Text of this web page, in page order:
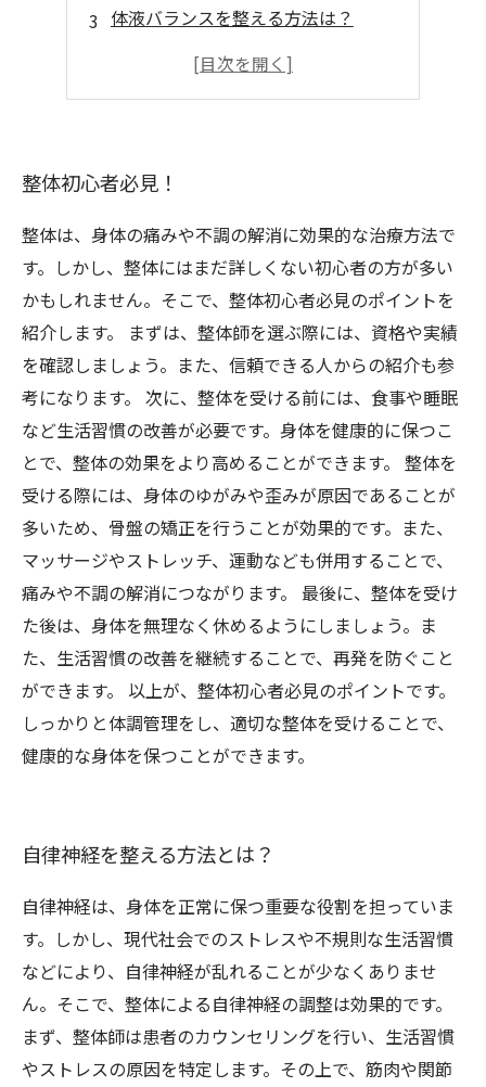
体液バランスを整える方法は？
身体の歪みを改善しよう！
整体初心者必見！
整体は、身体の痛みや不調の解消に効果的な治療方法で
す。しかし、整体にはまだ詳しくない初心者の方が多い
かもしれません。そこで、整体初心者必見のポイントを
紹介します。 まずは、整体師を選ぶ際には、資格や実績
を確認しましょう。また、信頼できる人からの紹介も参
考になります。 次に、整体を受ける前には、食事や睡眠
など生活習慣の改善が必要です。身体を健康的に保つこ
とで、整体の効果をより高めることができます。 整体を
受ける際には、身体のゆがみや歪みが原因であることが
多いため、骨盤の矯正を行うことが効果的です。また、
マッサージやストレッチ、運動なども併用することで、
痛みや不調の解消につながります。 最後に、整体を受け
た後は、身体を無理なく休めるようにしましょう。ま
た、生活習慣の改善を継続することで、再発を防ぐこと
ができます。 以上が、整体初心者必見のポイントです。
しっかりと体調管理をし、適切な整体を受けることで、
健康的な身体を保つことができます。
自律神経を整える方法とは？
自律神経は、身体を正常に保つ重要な役割を担っていま
す。しかし、現代社会でのストレスや不規則な生活習慣
などにより、自律神経が乱れることが少なくありませ
ん。そこで、整体による自律神経の調整は効果的です。
まず、整体師は患者のカウンセリングを行い、生活習慣
やストレスの原因を特定します。その上で、筋肉や関節